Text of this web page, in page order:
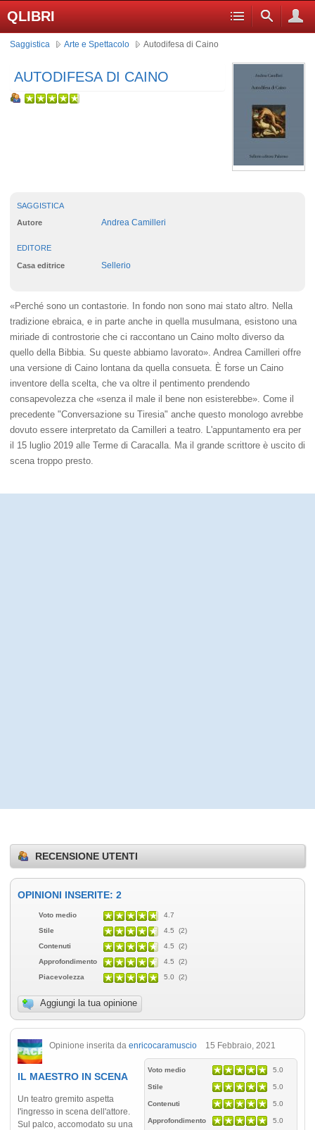
QLIBRI
Saggistica Arte e Spettacolo Autodifesa di Caino
AUTODIFESA DI CAINO
SAGGISTICA
Autore Andrea Camilleri
EDITORE
Casa editrice Sellerio
«Perché sono un contastorie. In fondo non sono mai stato altro. Nella
tradizione ebraica, e in parte anche in quella musulmana, esistono una
miriade di controstorie che ci raccontano un Caino molto diverso da
quello della Bibbia. Su queste abbiamo lavorato». Andrea Camilleri offre
una versione di Caino lontana da quella consueta. È forse un Caino
inventore della scelta, che va oltre il pentimento prendendo
consapevolezza che «senza il male il bene non esisterebbe». Come il
precedente "Conversazione su Tiresia" anche questo monologo avrebbe
dovuto essere interpretato da Camilleri a teatro. L'appuntamento era per
il 15 luglio 2019 alle Terme di Caracalla. Ma il grande scrittore è uscito di
scena troppo presto.
RECENSIONE UTENTI
OPINIONI INSERITE: 2
Voto medio
4.7
Stile
4.5 (2)
Contenuti
4.5 (2)
Approfondimento
4.5 (2)
Piacevolezza
5.0 (2)
Aggiungi la tua opinione
Opinione inserita da enricocaramuscio 15 Febbraio, 2021
Voto medio 5.0
Stile 5.0
Contenuti 5.0
Approfondimento 5.0
IL MAESTRO IN SCENA
Un teatro gremito aspetta
l'ingresso in scena dell'attore.
Sul palco, accomodato su una